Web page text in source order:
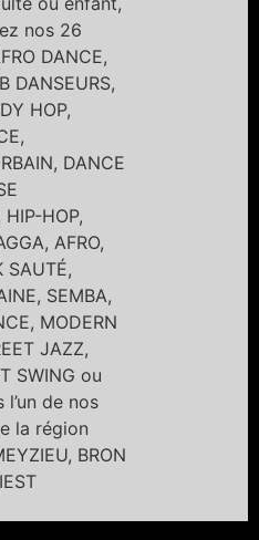
nos 26
DANCE,
DANSEURS,
HOP,
DANCE
HIP-HOP,
AFRO,
SAUTÉ,
SEMBA,
MODERN
JAZZ,
SWING ou
l’un de nos
la région
BRON